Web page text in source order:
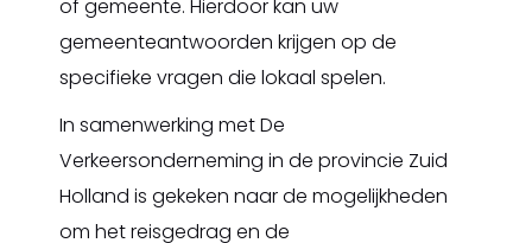
of gemeente. Hierdoor kan uw
gemeenteantwoorden krijgen op de
specifieke vragen die lokaal spelen.
In samenwerking met De
Verkeersonderneming in de provincie Zuid
Holland is gekeken naar de mogelijkheden
om het reisgedrag en de